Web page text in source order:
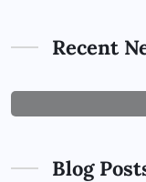
Recent
Blog